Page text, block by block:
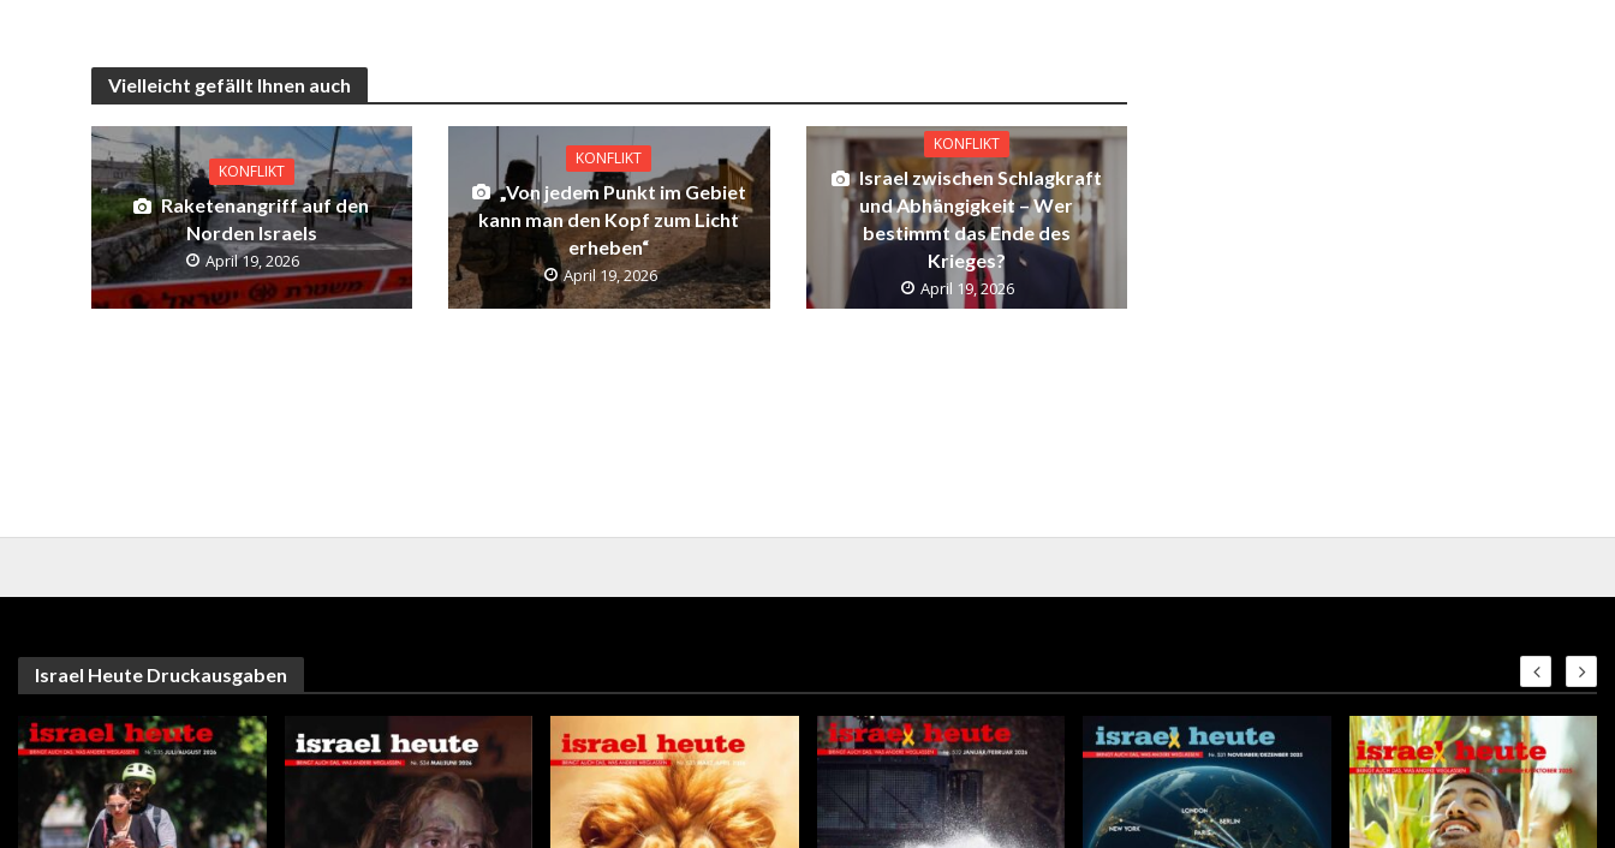
Vielleicht gefällt Ihnen auch
KONFLIKT
Raketenangriff auf den
Norden Israels
April 19, 2026
KONFLIKT
„Von jedem Punkt im Gebiet
kann man den Kopf zum Licht
erheben“
April 19, 2026
KONFLIKT
Israel zwischen Schlagkraft
und Abhängigkeit – Wer
bestimmt das Ende des
Krieges?
April 19, 2026
Israel Heute Druckausgaben